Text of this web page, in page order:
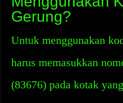
Gerung?
Untuk menggunakan
harus memasukkan
(83676) pada kotak